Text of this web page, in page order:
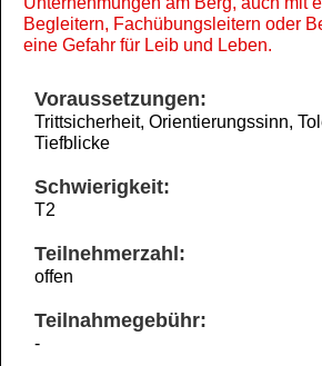
Begleitern, Fachübungsleitern oder
eine Gefahr für Leib und Leben.
Voraussetzungen:
Trittsicherheit, Orientierungssinn,
Tiefblicke
Schwierigkeit:
T2
Teilnehmerzahl:
offen
Teilnahmegebühr:
-